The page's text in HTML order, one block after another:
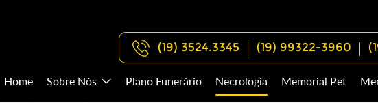
(19) 3524.3345 (19) 99322-3960
Home Sobre Nós Plano Funerário Necrologia Memorial Pet